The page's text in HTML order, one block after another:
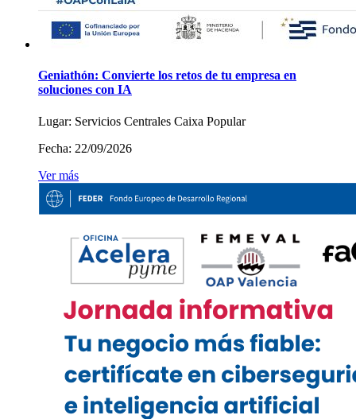
Geniathón: Convierte los retos de tu empresa en
soluciones con IA
Lugar: Servicios Centrales Caixa Popular
Fecha: 22/09/2026
Ver más